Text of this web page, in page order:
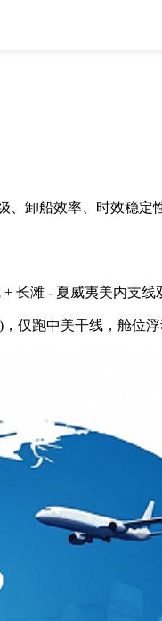
船效率、时效稳定
滩 - 夏威夷美内支线
跑中美干线，舱位浮